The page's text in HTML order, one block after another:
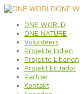
ONE
ONE WORLD
ONE NATURE
Volunteers
Projekte Indien
Projekte Libanon
Projekt Ecuador
Partner
Kontakt